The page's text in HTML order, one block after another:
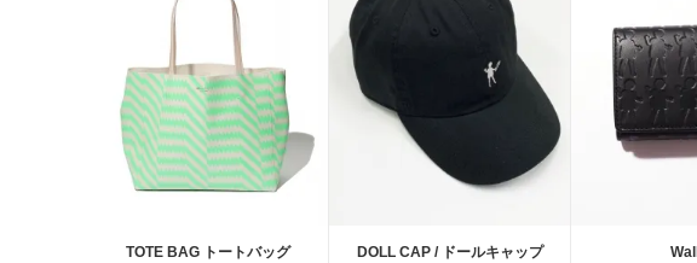
TOTE BAG トートバッグ DOLL CAP / ドールキャップ